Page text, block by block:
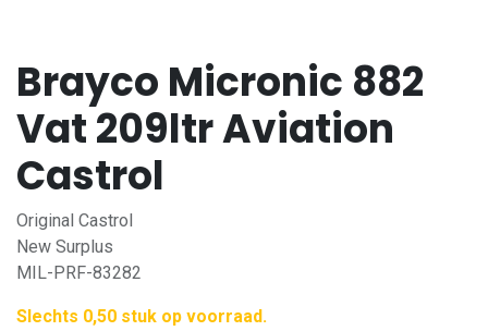
Brayco Micronic 882
Vat 209ltr Aviation
Castrol
Original Castrol
New Surplus
MIL-PRF-83282
Slechts 0,50 stuk op voorraad.